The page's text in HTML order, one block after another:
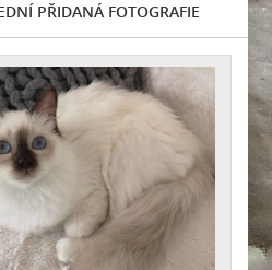
PŘIDANÁ FOTOGRAFIE